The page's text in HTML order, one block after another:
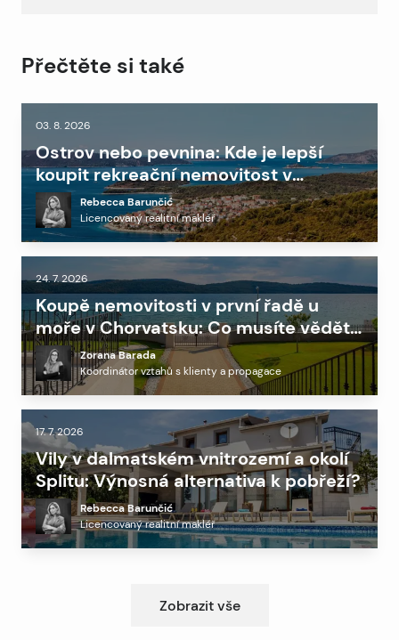
Přečtěte si také
03. 8. 2026
Ostrov nebo pevnina: Kde je lepší
koupit rekreační nemovitost v
Dalmácii?Rebecca Barunčić
Licencovaný realitní makléř
24. 7. 2026
Koupě nemovitosti v první řadě u
moře v Chorvatsku: Co musíte vědět
před investicí
Zorana Barada
Koordinátor vztahů s klienty a propagace
17. 7. 2026
Vily v dalmatském vnitrozemí a okolí
Splitu: Výnosná alternativa k pobřeží?
Rebecca Barunčić
Licencovaný realitní makléř
Zobrazit vše